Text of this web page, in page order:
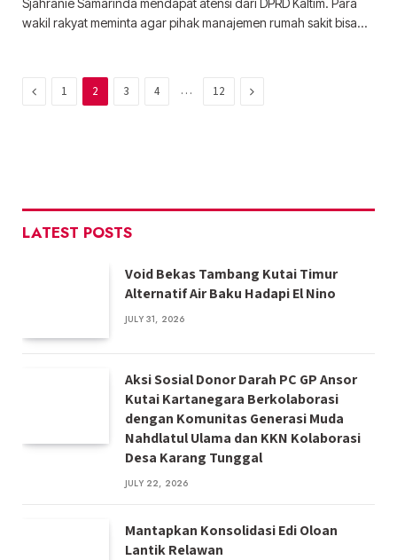
wakil rakyat meminta agar pihak manajemen rumah sakit bisa…
Previous
1 2 3 4 … 12 Next
LATEST POSTS
Void Bekas Tambang Kutai Timur
Alternatif Air Baku Hadapi El Nino
JULY 31, 2026
Aksi Sosial Donor Darah PC GP Ansor
Kutai Kartanegara Berkolaborasi
dengan Komunitas Generasi Muda
Nahdlatul Ulama dan KKN Kolaborasi
Desa Karang Tunggal
JULY 22, 2026
Mantapkan Konsolidasi Edi Oloan
Lantik Relawan